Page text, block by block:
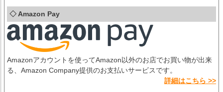
◇ Amazon Pay
Amazonアカウントを使ってAmazon以外のお店でお買い物が出来
る、Amazon Company提供のお支払いサービスです。
詳細はこちら >>